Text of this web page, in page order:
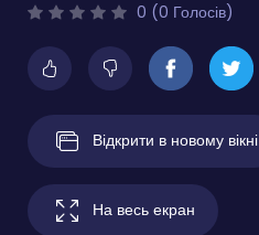
0 (0 Голосів)
Відкрити в новому вікні
На весь екран